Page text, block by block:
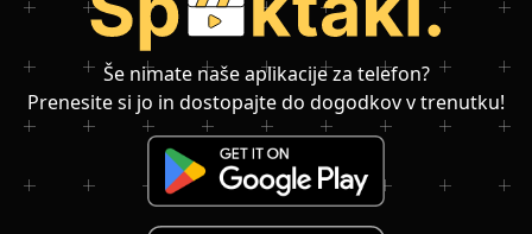
Še nimate naše aplikacije za telefon?
Prenesite si jo in dostopajte do dogodkov v trenutku!